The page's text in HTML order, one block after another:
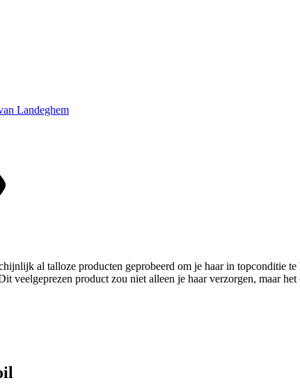
Landeghem
al talloze producten geprobeerd om je haar in topconditie
veelgeprezen product zou niet alleen je haar verzorgen, maar